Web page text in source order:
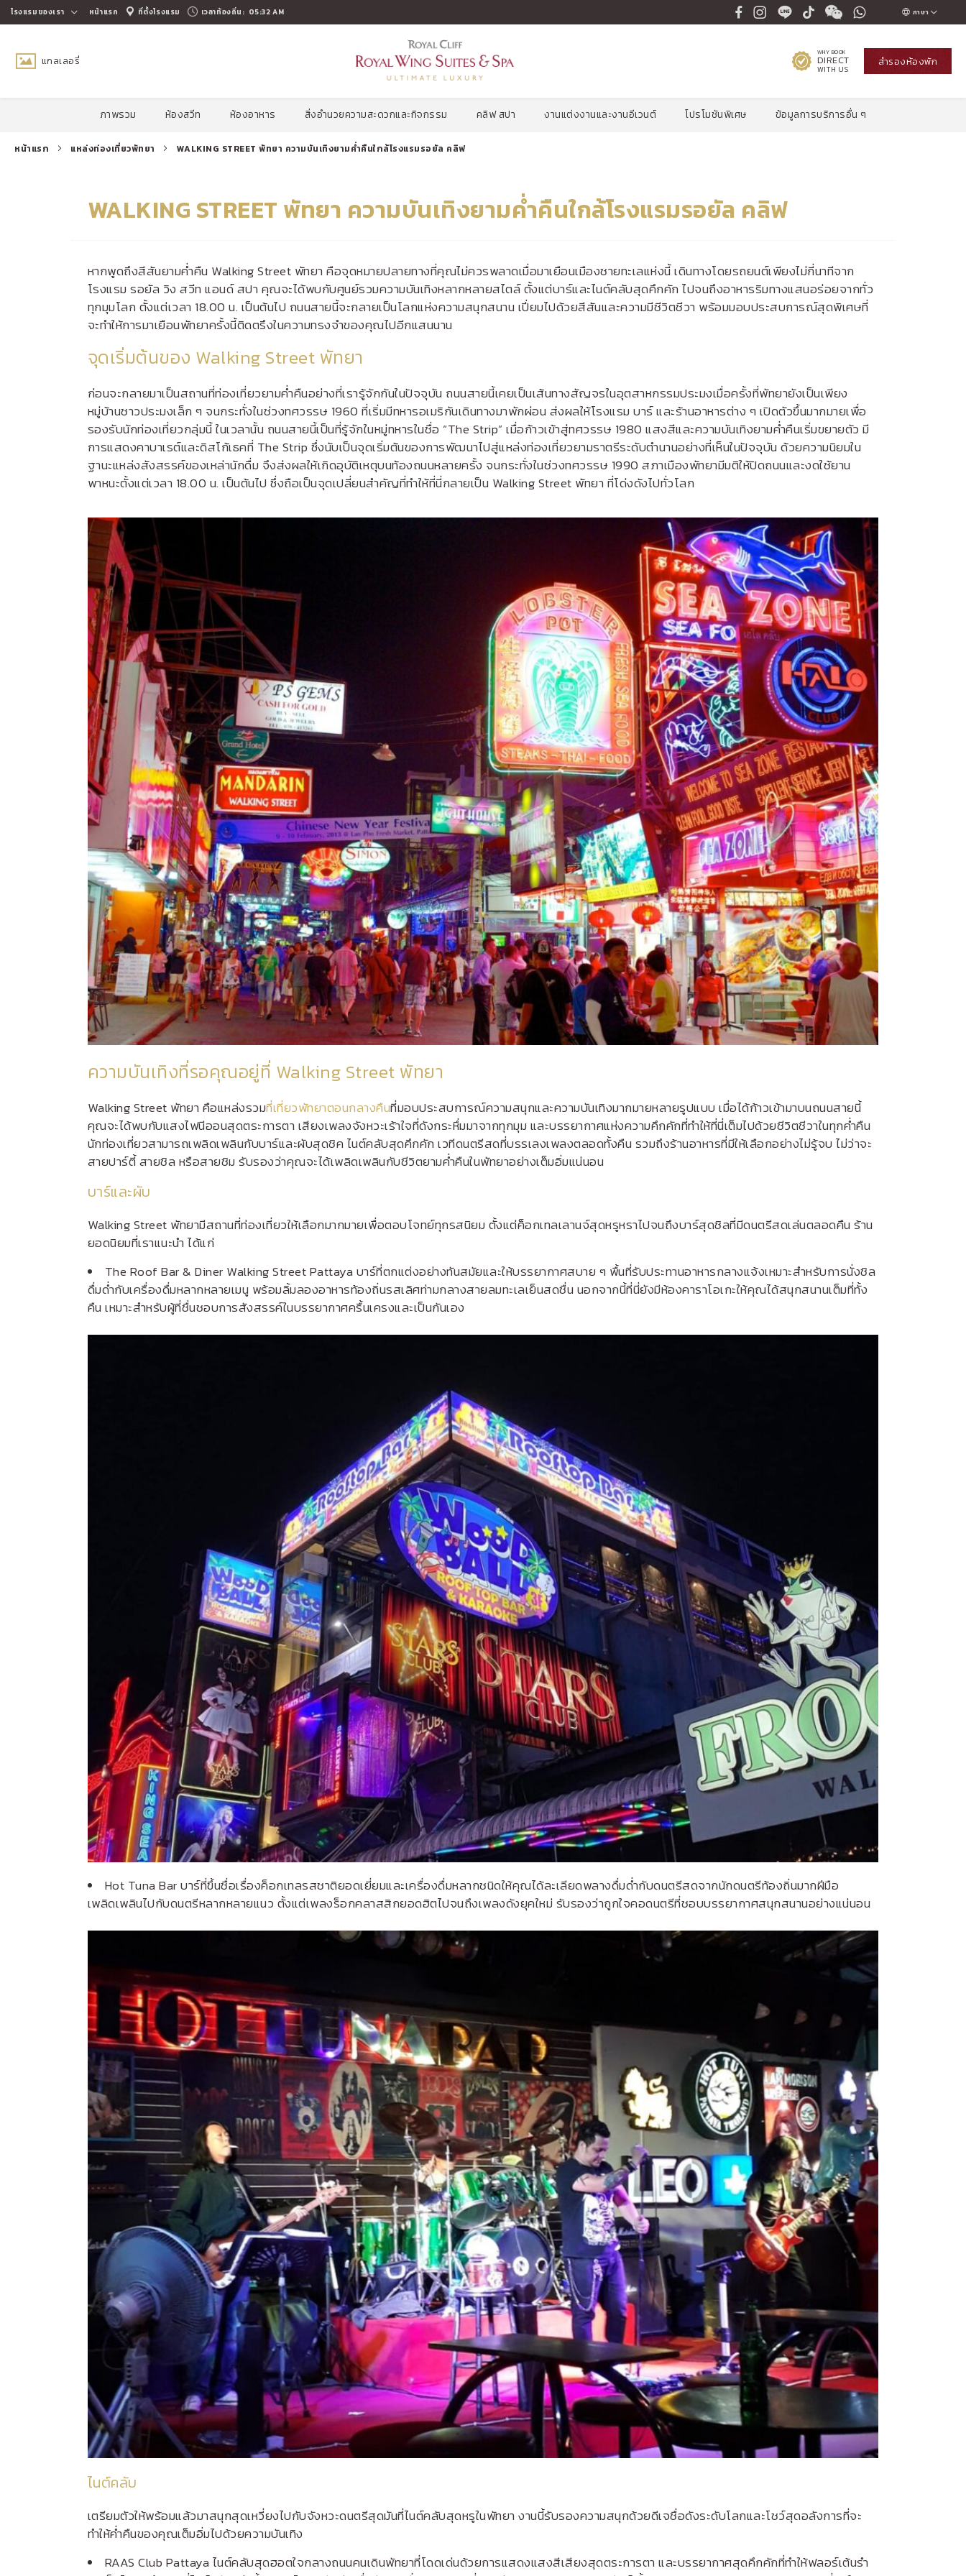
โรงแรมของเรา หน้าแรก ที่ตั้งโรงแรม เวลาท้องถิ่น: 05:32 AM ภาษา
ภาษาไทย
แกลเลอรี่
WHY BOOK
DIRECT
WITH US
สำรองห้องพัก
ภาพรวม ห้องสวีท ห้องอาหาร สิ่งอำนวยความสะดวกและกิจกรรม คลิฟ สปา งานแต่งงานและงานอีเวนต์ โปรโมชันพิเศษ ข้อมูลการบริการอื่น ๆ
ราคาดี
จำนวนลูกค้า
1ห้องสวีท เช็คอัตรา
หน้าแรก แหล่งท่องเที่ยวพัทยา WALKING STREET พัทยา ความบันเทิงยามค่ำคืนใกล้โรงแรมรอยัล คลิฟ
WALKING STREET พัทยา ความบันเทิงยามค่ำคืนใกล้โรงแรมรอยัล คลิฟ
หากพูดถึงสีสันยามค่ำคืน Walking Street พัทยา คือจุดหมายปลายทางที่คุณไม่ควรพลาดเมื่อมาเยือนเมืองชายทะเลแห่งนี้ เดินทางโดยรถยนต์เพียงไม่กี่นาทีจาก
โรงแรม รอยัล วิง สวีท แอนด์ สปา คุณจะได้พบกับศูนย์รวมความบันเทิงหลากหลายสไตล์ ตั้งแต่บาร์และไนต์คลับสุดคึกคัก ไปจนถึงอาหารริมทางแสนอร่อยจากทั่ว
ทุกมุมโลก ตั้งแต่เวลา 18.00 น. เป็นต้นไป ถนนสายนี้จะกลายเป็นโลกแห่งความสนุกสนาน เปี่ยมไปด้วยสีสันและความมีชีวิตชีวา พร้อมมอบประสบการณ์สุดพิเศษที่
จะทำให้การมาเยือนพัทยาครั้งนี้ติดตรึงในความทรงจำของคุณไปอีกแสนนาน
จุดเริ่มต้นของ Walking Street พัทยา
ก่อนจะกลายมาเป็นสถานที่ท่องเที่ยวยามค่ำคืนอย่างที่เรารู้จักกันในปัจจุบัน ถนนสายนี้เคยเป็นเส้นทางสัญจรในอุตสาหกรรมประมงเมื่อครั้งที่พัทยายังเป็นเพียง
หมู่บ้านชาวประมงเล็ก ๆ จนกระทั่งในช่วงทศวรรษ 1960 ที่เริ่มมีทหารอเมริกันเดินทางมาพักผ่อน ส่งผลให้โรงแรม บาร์ และร้านอาหารต่าง ๆ เปิดตัวขึ้นมากมายเพื่อ
รองรับนักท่องเที่ยวกลุ่มนี้ ในเวลานั้น ถนนสายนี้เป็นที่รู้จักในหมู่ทหารในชื่อ “The Strip” เมื่อก้าวเข้าสู่ทศวรรษ 1980 แสงสีและความบันเทิงยามค่ำคืนเริ่มขยายตัว มี
การแสดงคาบาเรต์และดิสโก้เธคที่ The Strip ซึ่งนับเป็นจุดเริ่มต้นของการพัฒนาไปสู่แหล่งท่องเที่ยวยามราตรีระดับตำนานอย่างที่เห็นในปัจจุบัน ด้วยความนิยมใน
ฐานะแหล่งสังสรรค์ของเหล่านักดื่ม จึงส่งผลให้เกิดอุบัติเหตุบนท้องถนนหลายครั้ง จนกระทั่งในช่วงทศวรรษ 1990 สภาเมืองพัทยามีมติให้ปิดถนนและงดใช้ยาน
พาหนะตั้งแต่เวลา 18.00 น. เป็นต้นไป ซึ่งถือเป็นจุดเปลี่ยนสำคัญที่ทำให้ที่นี่กลายเป็น Walking Street พัทยา ที่โด่งดังไปทั่วโลก
ความบันเทิงที่รอคุณอยู่ที่ Walking Street พัทยา
Walking Street พัทยา คือแหล่งรวมที่เที่ยวพัทยาตอนกลางคืนที่มอบประสบการณ์ความสนุกและความบันเทิงมากมายหลายรูปแบบ เมื่อได้ก้าวเข้ามาบนถนนสายนี้
คุณจะได้พบกับแสงไฟนีออนสุดตระการตา เสียงเพลงจังหวะเร้าใจที่ดังกระหึ่มมาจากทุกมุม และบรรยากาศแห่งความคึกคักที่ทำให้ที่นี่เต็มไปด้วยชีวิตชีวาในทุกค่ำคืน
นักท่องเที่ยวสามารถเพลิดเพลินกับบาร์และผับสุดชิค ไนต์คลับสุดคึกคัก เวทีดนตรีสดที่บรรเลงเพลงตลอดทั้งคืน รวมถึงร้านอาหารที่มีให้เลือกอย่างไม่รู้จบ ไม่ว่าจะ
สายปาร์ตี้ สายชิล หรือสายชิม รับรองว่าคุณจะได้เพลิดเพลินกับชีวิตยามค่ำคืนในพัทยาอย่างเต็มอิ่มแน่นอน
บาร์และผับ
Walking Street พัทยามีสถานที่ท่องเที่ยวให้เลือกมากมายเพื่อตอบโจทย์ทุกรสนิยม ตั้งแต่ค็อกเทลเลานจ์สุดหรูหราไปจนถึงบาร์สุดชิลที่มีดนตรีสดเล่นตลอดคืน ร้าน
ยอดนิยมที่เราแนะนำ ได้แก่
The Roof Bar & Diner Walking Street Pattaya บาร์ที่ตกแต่งอย่างทันสมัยและให้บรรยากาศสบาย ๆ พื้นที่รับประทานอาหารกลางแจ้งเหมาะสำหรับการนั่งชิล
ดื่มด่ำกับเครื่องดื่มหลากหลายเมนู พร้อมลิ้มลองอาหารท้องถิ่นรสเลิศท่ามกลางสายลมทะเลเย็นสดชื่น นอกจากนี้ที่นี่ยังมีห้องคาราโอเกะให้คุณได้สนุกสนานเต็มที่ทั้ง
คืน เหมาะสำหรับผู้ที่ชื่นชอบการสังสรรค์ในบรรยากาศครื้นเครงและเป็นกันเอง
Hot Tuna Barบาร์ที่ขึ้นชื่อเรื่องค็อกเทลรสชาติยอดเยี่ยมและเครื่องดื่มหลากชนิดให้คุณได้ละเลียดพลางดื่มด่ำกับดนตรีสดจากนักดนตรีท้องถิ่นมากฝีมือ
เพลิดเพลินไปกับดนตรีหลากหลายแนว ตั้งแต่เพลงร็อกคลาสสิกยอดฮิตไปจนถึงเพลงดังยุคใหม่ รับรองว่าถูกใจคอดนตรีที่ชอบบรรยากาศสนุกสนานอย่างแน่นอน
ไนต์คลับ
เตรียมตัวให้พร้อมแล้วมาสนุกสุดเหวี่ยงไปกับจังหวะดนตรีสุดมันที่ไนต์คลับสุดหรูในพัทยา งานนี้รับรองความสนุกด้วยดีเจชื่อดังระดับโลกและโชว์สุดอลังการที่จะ
ทำให้ค่ำคืนของคุณเต็มอิ่มไปด้วยความบันเทิง
RAAS Club Pattaya ไนต์คลับสุดฮอตใจกลางถนนคนเดินพัทยาที่โดดเด่นด้วยการแสดงแสงสีเสียงสุดตระการตา และบรรยากาศสุดคึกคักที่ทำให้ฟลอร์เต้นรำ